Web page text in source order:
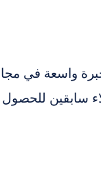
واسعة في
سابقين